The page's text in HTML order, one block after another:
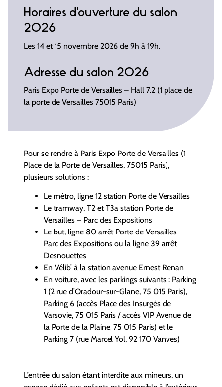
Horaires d'ouverture du salon
2026
Les 14 et 15 novembre 2026 de 9h à 19h.
Adresse du salon 2026
Paris Expo Porte de Versailles – Hall 7.2 (1 place de
la porte de Versailles 75015 Paris)
Pour se rendre à Paris Expo Porte de Versailles (1
Place de la Porte de Versailles, 75015 Paris),
plusieurs solutions :
Le métro, ligne 12 station Porte de Versailles
Le tramway, T2 et T3a station Porte de
Versailles – Parc des Expositions
Le but, ligne 80 arrêt Porte de Versailles –
Parc des Expositions ou la ligne 39 arrêt
Desnouettes
En Vélib’ à la station avenue Ernest Renan
En voiture, avec les parkings suivants : Parking
1 (2 rue d’Oradour-sur-Glane, 75 015 Paris),
Parking 6 (accès Place des Insurgés de
Varsovie, 75 015 Paris / accès VIP Avenue de
la Porte de la Plaine, 75 015 Paris) et le
Parking 7 (rue Marcel Yol, 92 170 Vanves)
L’entrée du salon étant interdite aux mineurs, un